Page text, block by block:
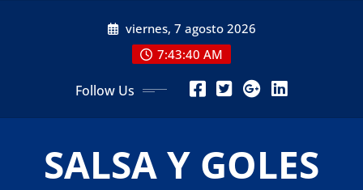
viernes, 7 agosto 2026
7:43:41 AM
Follow Us
SALSA Y GOLES